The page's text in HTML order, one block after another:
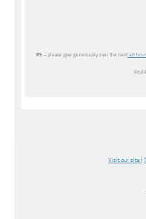
PS – please give generously over the next 48
Visit our site